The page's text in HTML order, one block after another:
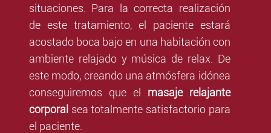
situaciones. Para la correcta realización
de este tratamiento, el paciente estará
acostado boca bajo en una habitación con
ambiente relajado y música de relax. De
este modo, creando una atmósfera idónea
conseguiremos que el masaje relajante
corporal sea totalmente satisfactorio para
el paciente.